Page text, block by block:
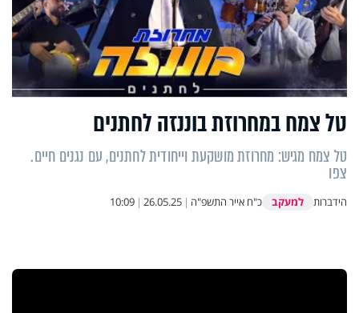
טל צמח במחרוזת בוננזה לחתנים
טל צמח מגיש: מחרוזת מושקעת וייחודית לחתנים, עם נגנים חיים.
צפו
הידברות למעקב כ"ח אייר התשפ"ה |
26.05.25
|
10:09